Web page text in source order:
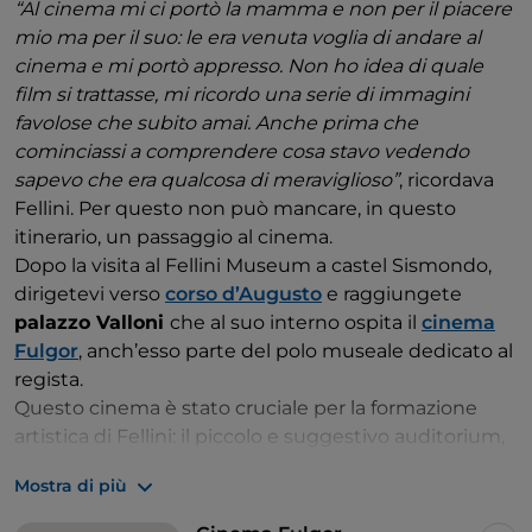
“Al cinema mi ci portò la mamma e non per il piacere
mio ma per il suo: le era venuta voglia di andare al
cinema e mi portò appresso. Non ho idea di quale
film si trattasse, mi ricordo una serie di immagini
favolose che subito amai. Anche prima che
cominciassi a comprendere cosa stavo vedendo
sapevo che era qualcosa di meraviglioso”, ricordava
Fellini. Per questo non può mancare, in questo
itinerario, un passaggio al cinema.
Dopo la visita al Fellini Museum a castel Sismondo,
dirigetevi verso corso d’Augusto e raggiungete
palazzo Valloni che al suo interno ospita il cinema
Fulgor, anch’esso parte del polo museale dedicato al
regista.
Questo cinema è stato cruciale per la formazione
artistica di Fellini: il piccolo e suggestivo auditorium,
ha proiettato le pellicole che sono state le prime
ispirazioni cinematografiche del regista. Nelle sue
Mostra di più